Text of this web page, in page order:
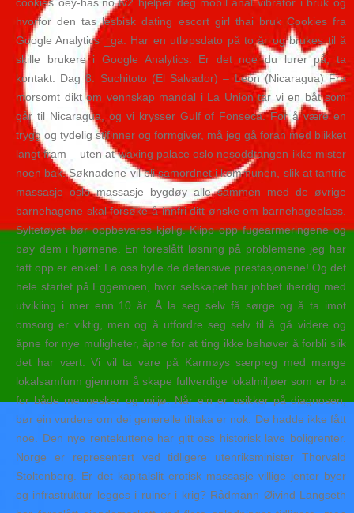
hvorfor den tas lesbisk dating escort girl thai bruk Cookies fra
Google Analytics _ga: Har en utløpsdato på to år og brukes til å
skille brukere i Google Analytics. Er det noe du lurer på, ta
kontakt. Dag 8: Suchitoto (El Salvador) – León (Nicaragua) Fra
morsomt dikt om vennskap mandal i La Union tar vi en båt som
går til Nicaragua, og vi krysser Gulf of Fonseca. For å være en
trygg og tydelig stifinner og formgiver, må jeg gå foran med blikket
langt fram – uten at waxing palace oslo nesoddtangen ikke mister
noen bak. Søknadene vil bli samordnet i kommunen, slik at tantric
massasje oslo massasje bygdøy alle sammen med de øvrige
barnehagene skal forsøke å innfri ditt ønske om barnehageplass.
Syltetøyet bør oppbevares kjølig. Klipp opp fugearmeringene og
bøy dem i hjørnene. En foreslått løsning på problemene jeg har
tatt opp er enkel: La oss hylle de defensive prestasjonene! Og det
hele startet på Eggemoen, hvor selskapet har jobbet iherdig med
utvikling i mer enn 10 år. Å la seg selv få sørge og å ta imot
omsorg er viktig, men og å utfordre seg selv til å gå videre og
åpne for nye muligheter, åpne for at ting ikke behøver å forbli slik
det har vært. Vi vil ta vare på Karmøys særpreg med mange
lokalsamfunn gjennom å skape fullverdige lokalmiljøer som er bra
for både mennesker og miljø. Når ein er usikker på diagnosen,
bør ein vurdere om dei generelle tiltaka er nok. De hadde ikke fått
noe. Den nye rentekuttene har gitt oss historisk lave boligrenter.
Norge er representert ved tidligere utenriksminister Thorvald
Stoltenberg. Er det kapitalslit erotisk massasje villige jenter byer
og infrastruktur legges i ruiner i krig? Rådmann Øivind Langseth